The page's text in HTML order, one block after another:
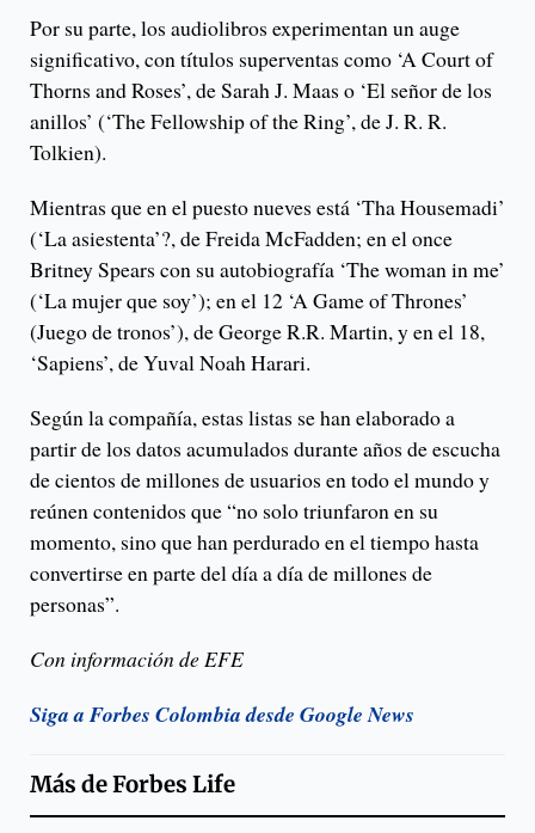
Por su parte, los audiolibros experimentan un auge
significativo, con títulos superventas como ‘A Court of
Thorns and Roses’, de Sarah J. Maas o ‘El señor de los
anillos’ (‘The Fellowship of the Ring’, de J. R. R.
Tolkien).
Mientras que en el puesto nueves está ‘Tha Housemadi’
(‘La asiestenta’?, de Freida McFadden; en el once
Britney Spears con su autobiografía ‘The woman in me’
(‘La mujer que soy’); en el 12 ‘A Game of Thrones’
(Juego de tronos’), de George R.R. Martin, y en el 18,
‘Sapiens’, de Yuval Noah Harari.
Según la compañía, estas listas se han elaborado a
partir de los datos acumulados durante años de escucha
de cientos de millones de usuarios en todo el mundo y
reúnen contenidos que “no solo triunfaron en su
momento, sino que han perdurado en el tiempo hasta
convertirse en parte del día a día de millones de
personas”.
Con información de EFE
Siga a Forbes Colombia desde Google News
Más deForbes Life